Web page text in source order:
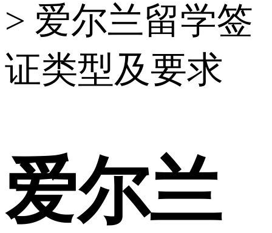
> 爱尔兰留学签
证类型及要求
爱尔兰